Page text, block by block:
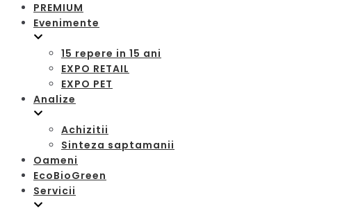
PREMIUM
Evenimente
15 repere in 15 ani
EXPO RETAIL
EXPO PET
Analize
Achizitii
Sinteza saptamanii
Oameni
EcoBioGreen
Servicii